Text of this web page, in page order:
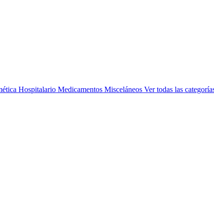
Hospitalario Medicamentos Misceláneos Ver todas las